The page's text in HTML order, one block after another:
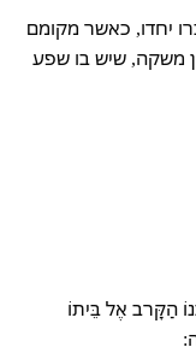
יחדו, כאשר מקומם
משקה, שיש בו שפע
הַקָּרב אֶל בֵּיתוֹ